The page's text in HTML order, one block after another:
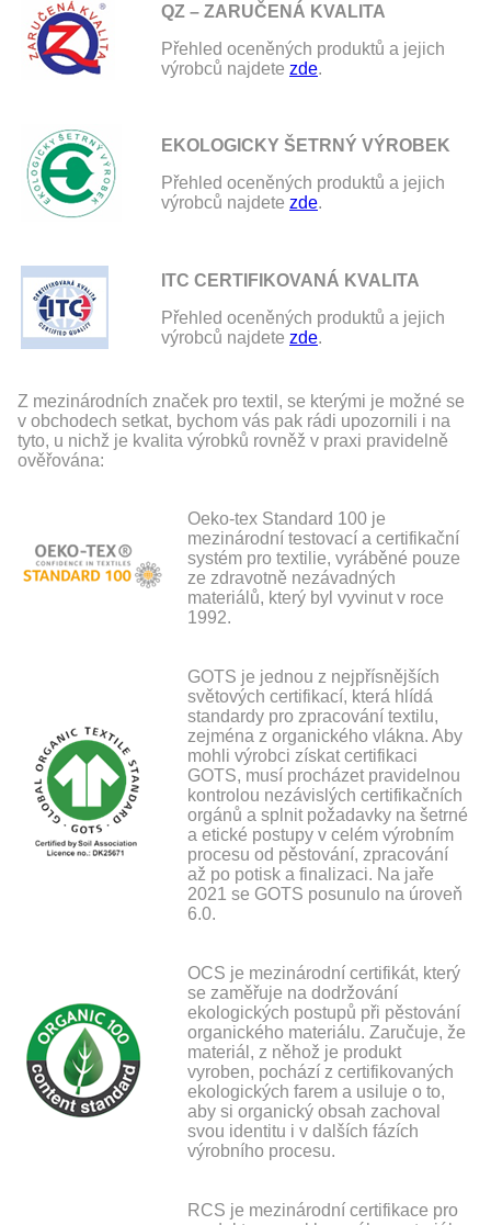
QZ – ZARUČENÁ KVALITA
Přehled oceněných produktů a jejich
výrobců najdete zde.
EKOLOGICKY ŠETRNÝ VÝROBEK
Přehled oceněných produktů a jejich
výrobců najdete zde.
ITC CERTIFIKOVANÁ KVALITA
Přehled oceněných produktů a jejich
výrobců najdete zde.
Z mezinárodních značek pro textil, se kterými je možné se
v obchodech setkat, bychom vás pak rádi upozornili i na
tyto, u nichž je kvalita výrobků rovněž v praxi pravidelně
ověřována:
Oeko-tex Standard 100 je
mezinárodní testovací a certifikační
systém pro textilie, vyráběné pouze
ze zdravotně nezávadných
materiálů, který byl vyvinut v roce
1992.
GOTS je jednou z nejpřísnějších
světových certifikací, která hlídá
standardy pro zpracování textilu,
zejména z organického vlákna. Aby
mohli výrobci získat certifikaci
GOTS, musí procházet pravidelnou
kontrolou nezávislých certifikačních
orgánů a splnit požadavky na šetrné
a etické postupy v celém výrobním
procesu od pěstování, zpracování
až po potisk a finalizaci. Na jaře
2021 se GOTS posunulo na úroveň
6.0.
OCS je mezinárodní certifikát, který
se zaměřuje na dodržování
ekologických postupů při pěstování
organického materiálu. Zaručuje, že
materiál, z něhož je produkt
vyroben, pochází z certifikovaných
ekologických farem a usiluje o to,
aby si organický obsah zachoval
svou identitu i v dalších fázích
výrobního procesu.
RCS je mezinárodní certifikace pro